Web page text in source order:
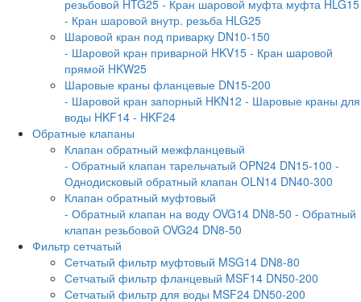
резьбовой HTG25 - Кран шаровой муфта муфта HLG15
- Кран шаровой внутр. резьба HLG25
Шаровой кран под приварку DN10-150
- Шаровой кран приварной HKV15 - Кран шаровой
прямой HKW25
Шаровые краны фланцевые DN15-200
- Шаровой кран запорный HKN12 - Шаровые краны для
воды HKF14 - HKF24
Обратные клапаны
Клапан обратный межфланцевый
- Обратный клапан тарельчатый OPN24 DN15-100 -
Однодисковый обратный клапан OLN14 DN40-300
Клапан обратный муфтовый
- Обратный клапан на воду OVG14 DN8-50 - Обратный
клапан резьбовой OVG24 DN8-50
Фильтр сетчатый
Сетчатый фильтр муфтовый MSG14 DN8-80
Сетчатый фильтр фланцевый MSF14 DN50-200
Сетчатый фильтр для воды MSF24 DN50-200